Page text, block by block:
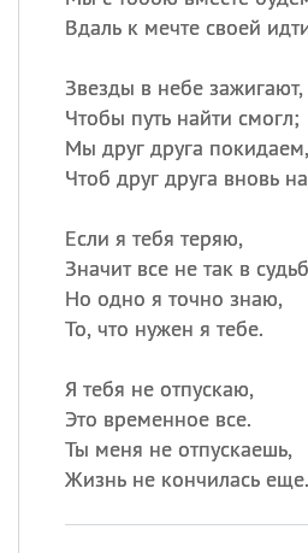
Вдаль к мечте своей
Звезды в небе зажигают,
Чтобы путь найти смогл;
Мы друг друга покидаем,
Чтоб друг друга вновь
Если я тебя теряю,
Значит все не так в
Но одно я точно знаю,
То, что нужен я тебе.
Я тебя не отпускаю,
Это временное все.
Ты меня не отпускаешь,
Жизнь не кончилась еще.